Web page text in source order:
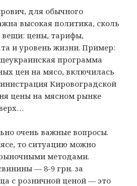
для обычного
высокая политика, сколь
цены, тарифы,
и уровень жизни. Пример:
программа
цен на мясо, включилась
Кировоградской
цены на мясном рынке
очень важные вопросы.
то ситуацию можно
методами.
— 8-9 грн. за
с розничной ценой — это